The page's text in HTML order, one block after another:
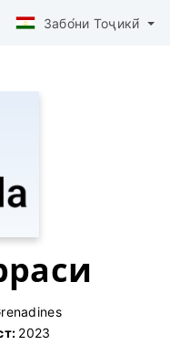
Забо́ни Тоҷикӣ́
2023